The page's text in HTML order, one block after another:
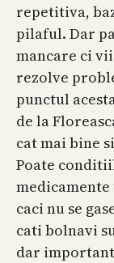
repetitiva,
pilaful. Dar
mancare ci
rezolve
punctul
de la
cat mai bine
Poate
caci nu se
cati bolnavi
dar important